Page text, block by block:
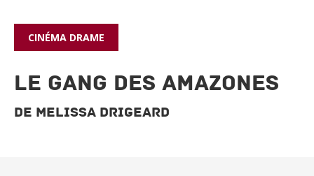
CINÉMA DRAME
LE GANG DES AMAZONES
De Melissa Drigeard